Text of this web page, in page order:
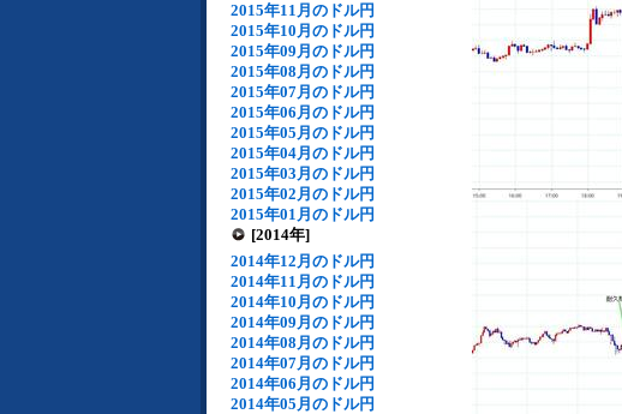
2015年11月のドル円
2015年10月のドル円
2015年09月のドル円
2015年08月のドル円
2015年07月のドル円
2015年06月のドル円
2015年05月のドル円
2015年04月のドル円
2015年03月のドル円
2015年02月のドル円
2015年01月のドル円
[2014年]
2014年12月のドル円
2014年11月のドル円
2014年10月のドル円
2014年09月のドル円
2014年08月のドル円
2014年07月のドル円
2014年06月のドル円
2014年05月のドル円